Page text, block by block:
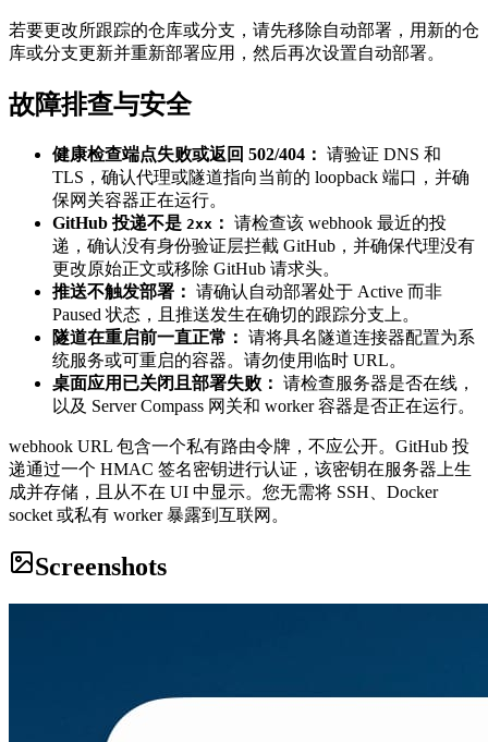
若要更改所跟踪的仓库或分支，请先移除自动部署，用新的仓
库或分支更新并重新部署应用，然后再次设置自动部署。
故障排查与安全
健康检查端点失败或返回 502/404： 请验证 DNS 和
TLS，确认代理或隧道指向当前的 loopback 端口，并确
保网关容器正在运行。
GitHub 投递不是 2xx ： 请检查该 webhook 最近的投
递，确认没有身份验证层拦截 GitHub，并确保代理没有
更改原始正文或移除 GitHub 请求头。
推送不触发部署： 请确认自动部署处于 Active 而非
Paused 状态，且推送发生在确切的跟踪分支上。
隧道在重启前一直正常： 请将具名隧道连接器配置为系
统服务或可重启的容器。请勿使用临时 URL。
桌面应用已关闭且部署失败： 请检查服务器是否在线，
以及 Server Compass 网关和 worker 容器是否正在运行。
webhook URL 包含一个私有路由令牌，不应公开。GitHub 投
递通过一个 HMAC 签名密钥进行认证，该密钥在服务器上生
成并存储，且从不在 UI 中显示。您无需将 SSH、Docker
socket 或私有 worker 暴露到互联网。
Screenshots